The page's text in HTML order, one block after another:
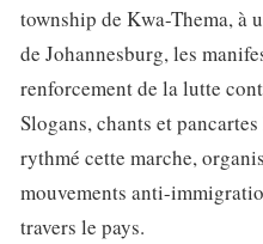
township de Kwa-Thema, à
de Johannesburg, les
renforcement de la lutte
Slogans, chants et
rythmé cette marche,
mouvements anti-
travers le pays.